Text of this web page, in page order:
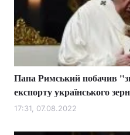
Папа Римський побачив
експорту українського
17:31, 07.08.2022